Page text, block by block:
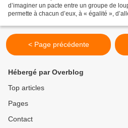
d’imaginer un pacte entre un groupe de
permette à chacun d’eux, à « égalité »,
< Page précédente
Hébergé par Overblog
Top articles
Pages
Contact